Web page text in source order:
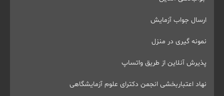
ارسال جواب آزمایش
نمونه گیری در منزل
پذیرش آنلاین از طریق واتساپ
نهاد اعتباربخشی انجمن دکترای علوم آزمایشگاهی